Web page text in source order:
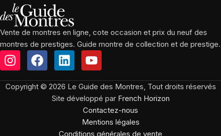
Vente de montres en ligne, cote occasion et prix du neuf des
montres de prestiges. Guide montre de collection et de prestige.
Copyright © 2026 Le Guide des Montres, Tout droits réservés
Site développé par French Horizon
Contactez-nous
Mentions légales
Conditions générales de vente